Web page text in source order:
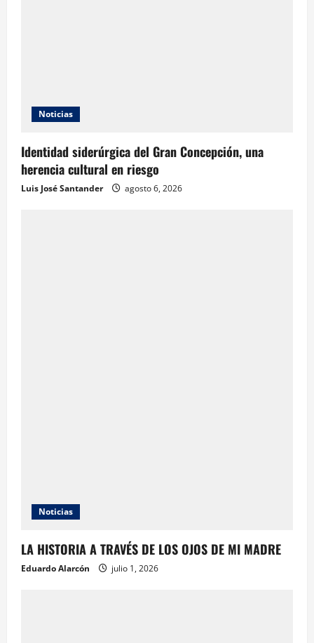
Noticias
Identidad siderúrgica del Gran Concepción, una
herencia cultural en riesgo
Luis José Santander agosto 6, 2026
Noticias
LA HISTORIA A TRAVÉS DE LOS OJOS DE MI MADRE
Eduardo Alarcón julio 1, 2026